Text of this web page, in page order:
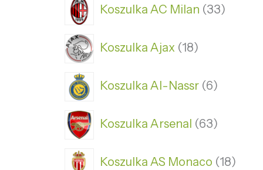
Koszulka AC Milan 33
Koszulka Ajax 18
Koszulka Al-Nassr 6
Koszulka Arsenal 63
Koszulka AS Monaco 18